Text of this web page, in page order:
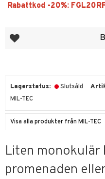
Lägg till i favoriter
Lagerstatus Slutsåld
MIL-TEC
Visa alla produkter från MIL-TEC
Liten monokulär
promenaden